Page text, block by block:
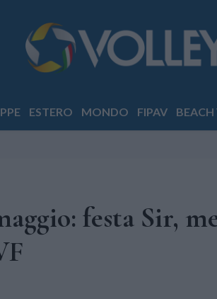
ESTERO MONDO FIPAV
festa Sir,